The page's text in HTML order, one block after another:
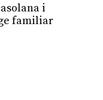
i
familiar